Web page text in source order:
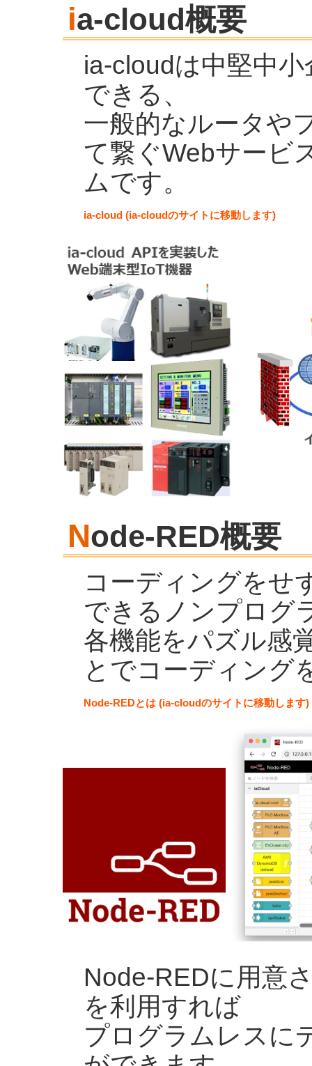
ia-cloud概要
ia-cloudは中堅中
できる、
一般的なルータや
て繋ぐWebサービ
ムです。
ia-cloud (ia-cloudのサイトに移動します)
Node-RED概要
コーディングをせ
できるノンプログ
各機能をパズル感
とでコーディング
Node-REDとは (ia-cloudのサイトに移動します)
Node-REDに用意
を利用すれば
プログラムレスに